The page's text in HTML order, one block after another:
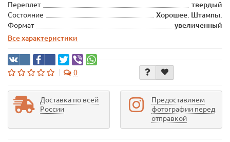
Переплет
твердый
Состояние
Хорошее. Штампы.
Формат
увеличенный
Все характеристики
0
Доставка по всей
России
Предоставляем
фотографии перед
отправкой